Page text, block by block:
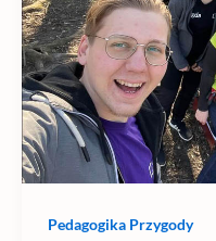
Pedagogika Przygody